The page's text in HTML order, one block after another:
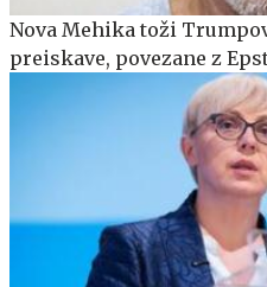
Nova Mehika toži
preiskave, povezane z